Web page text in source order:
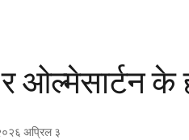
र ओल्मेसार्टन
अप्रिल ३